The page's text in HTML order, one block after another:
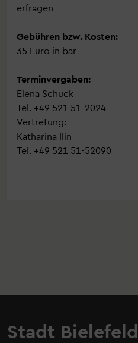
erfragen
Gebühren bzw. Kosten:
35 Euro in bar
Terminvergaben:
Elena Schuck
Tel. +49 521 51-2024
Vertretung:
Katharina Ilin
Tel. +49 521 51-52090
Stadt Bielefeld